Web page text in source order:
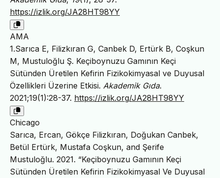
https://izlik.org/JA28HT98YY
AMA
1.Sarıca E, Filizkıran G, Canbek D, Ertürk B, Coşkun
M, Mustuloğlu Ş. Keçiboynuzu Gamının Keçi
Sütünden Üretilen Kefirin Fizikokimyasal ve Duyusal
Özellikleri Üzerine Etkisi. Akademik Gıda.
2021;19(1):28-37. https://izlik.org/JA28HT98YY
Chicago
Sarıca, Ercan, Gökçe Filizkıran, Doğukan Canbek,
Betül Ertürk, Mustafa Coşkun, and Şerife
Mustuloğlu. 2021. “Keçiboynuzu Gamının Keçi
Sütünden Üretilen Kefirin Fizikokimyasal Ve Duyusal